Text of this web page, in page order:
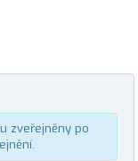
zveřejněny po